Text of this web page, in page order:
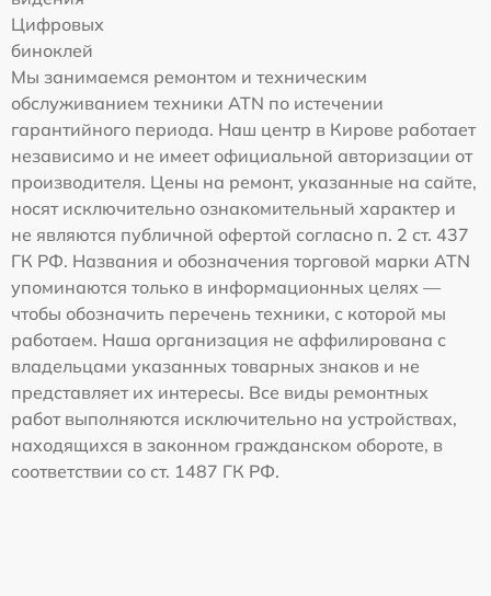
Цифровых
биноклей
Мы занимаемся ремонтом и техническим
обслуживанием техники ATN по истечении
гарантийного периода. Наш центр в Кирове работает
независимо и не имеет официальной авторизации от
производителя. Цены на ремонт, указанные на сайте,
носят исключительно ознакомительный характер и
не являются публичной офертой согласно п. 2 ст. 437
ГК РФ. Названия и обозначения торговой марки ATN
упоминаются только в информационных целях —
чтобы обозначить перечень техники, с которой мы
работаем. Наша организация не аффилирована с
владельцами указанных товарных знаков и не
представляет их интересы. Все виды ремонтных
работ выполняются исключительно на устройствах,
находящихся в законном гражданском обороте, в
соответствии со ст. 1487 ГК РФ.